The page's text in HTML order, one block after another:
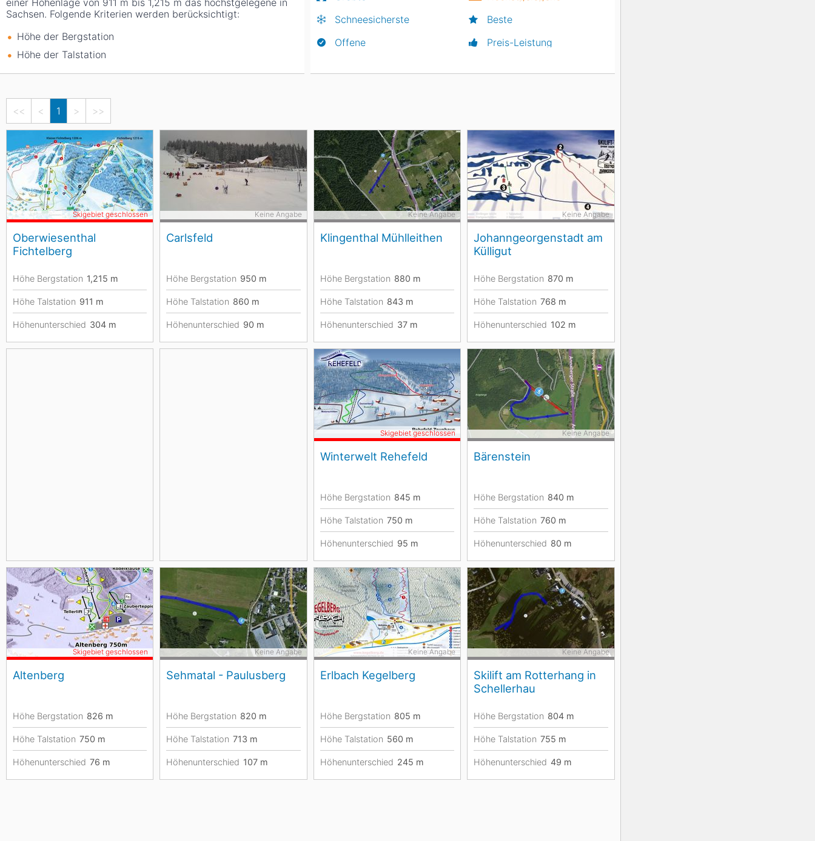
<< < 1 > >>
Oberwiesenthal
Fichtelberg
Skigebiet geschlossen
Höhe Bergstation 1,215 m
Höhe Talstation 911 m
Höhenunterschied 304 m
Carlsfeld
Keine Angabe
Höhe Bergstation 950 m
Höhe Talstation 860 m
Höhenunterschied 90 m
Klingenthal Mühlleithen
Keine Angabe
Höhe Bergstation 880 m
Höhe Talstation 843 m
Höhenunterschied 37 m
Johanngeorgenstadt am
Külligut
Keine Angabe
Höhe Bergstation 870 m
Höhe Talstation 768 m
Höhenunterschied 102 m
Winterwelt Rehefeld
Skigebiet geschlossen
Höhe Bergstation 845 m
Höhe Talstation 750 m
Höhenunterschied 95 m
Bärenstein
Keine Angabe
Höhe Bergstation 840 m
Höhe Talstation 760 m
Höhenunterschied 80 m
Altenberg
Skigebiet geschlossen
Höhe Bergstation 826 m
Höhe Talstation 750 m
Höhenunterschied 76 m
Sehmatal - Paulusberg
Keine Angabe
Höhe Bergstation 820 m
Höhe Talstation 713 m
Höhenunterschied 107 m
Erlbach Kegelberg
Keine Angabe
Höhe Bergstation 805 m
Höhe Talstation 560 m
Höhenunterschied 245 m
Skilift am Rotterhang in
Schellerhau
Keine Angabe
Höhe Bergstation 804 m
Höhe Talstation 755 m
Höhenunterschied 49 m
Schneesicherste
Beste
Offene
Preis-Leistung
einer Höhenlage von 911 m bis 1,215 m das höchstgelegene in
Sachsen. Folgende Kriterien werden berücksichtigt:
Höhe der Bergstation
Höhe der Talstation